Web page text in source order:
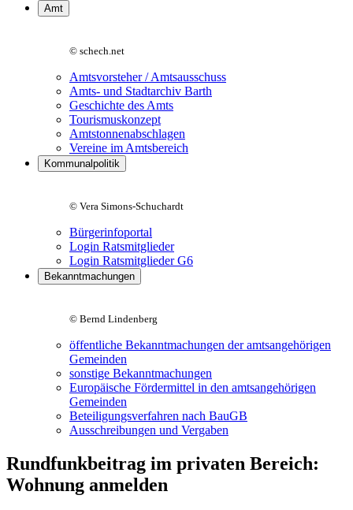
Amt
© schech.net
Amtsvorsteher / Amtsausschuss
Amts- und Stadtarchiv Barth
Geschichte des Amts
Tourismuskonzept
Amtstonnenabschlagen
Vereine im Amtsbereich
Kommunalpolitik
© Vera Simons-Schuchardt
Bürgerinfoportal
Login Ratsmitglieder
Login Ratsmitglieder G6
Bekanntmachungen
© Bernd Lindenberg
öffentliche Bekanntmachungen der amtsangehörigen
Gemeinden
sonstige Bekanntmachungen
Europäische Fördermittel in den amtsangehörigen
Gemeinden
Beteiligungsverfahren nach BauGB
Ausschreibungen und Vergaben
Rundfunkbeitrag im privaten Bereich:
Wohnung anmelden